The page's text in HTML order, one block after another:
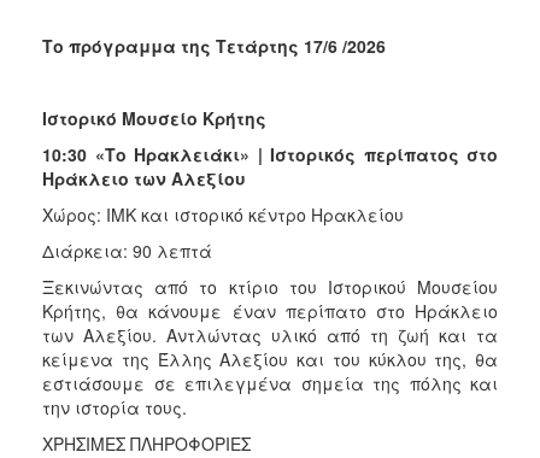
Το πρόγραμμα της Τετάρτης 17/6 /2026
Ιστορικό Μουσείο Κρήτης
10:30 «Το Ηρακλειάκι» | Ιστορικός περίπατος στο
Ηράκλειο των Αλεξίου
Χώρος: ΙΜΚ και ιστορικό κέντρο Ηρακλείου
Διάρκεια: 90 λεπτά
Ξεκινώντας από το κτίριο του Ιστορικού Μουσείου
Κρήτης, θα κάνουμε έναν περίπατο στο Ηράκλειο
των Αλεξίου. Αντλώντας υλικό από τη ζωή και τα
κείμενα της Έλλης Αλεξίου και του κύκλου της, θα
εστιάσουμε σε επιλεγμένα σημεία της πόλης και
την ιστορία τους.
ΧΡΗΣΙΜΕΣ ΠΛΗΡΟΦΟΡΙΕΣ